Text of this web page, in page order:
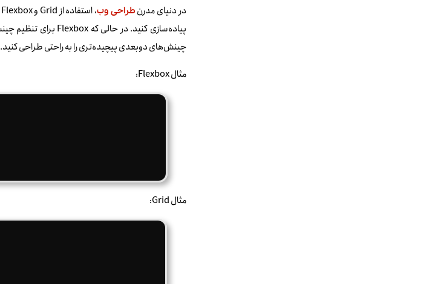
در دنیای مدرنطراحی وب
چینش‌های دوبعدی پیچیده‌تری را به راحتی طراحی کنید.
مثال Flexbox:
مثال Grid: